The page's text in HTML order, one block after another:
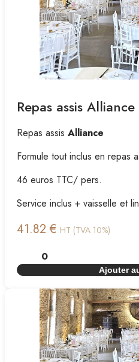
Repas assis Alliance
Repas assis Alliance
Formule tout inclus en repas
46 euros TTC/ pers.
Service inclus + vaisselle et
41.82 € HT (TVA 10%)
Ajouter